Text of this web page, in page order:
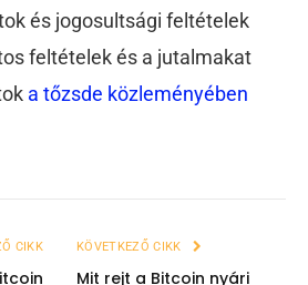
és jogosultsági feltételek
feltételek és a jutalmakat
a tőzsde közleményében
CIKK KÖVETKEZŐ CIKK
Mit rejt a Bitcoin nyári